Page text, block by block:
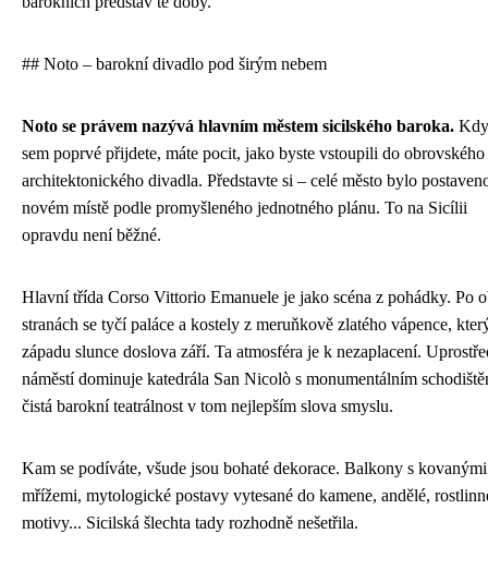
## Noto – barokní divadlo pod širým nebem
Noto se právem nazývá hlavním městem sicilského baroka.
sem poprvé přijdete, máte pocit, jako byste vstoupili do obrovského
architektonického divadla. Představte si – celé město bylo
novém místě podle promyšleného jednotného plánu. To na Sicílii
opravdu není běžné.
Hlavní třída Corso Vittorio Emanuele je jako scéna z pohádky. Po
stranách se tyčí paláce a kostely z meruňkově zlatého vápence,
západu slunce doslova září. Ta atmosféra je k nezaplacení.
náměstí dominuje katedrála San Nicolò s monumentálním
čistá barokní teatrálnost v tom nejlepším slova smyslu.
Kam se podíváte, všude jsou bohaté dekorace. Balkony s kovanými
mřížemi, mytologické postavy vytesané do kamene, andělé,
motivy... Sicilská šlechta tady rozhodně nešetřila.